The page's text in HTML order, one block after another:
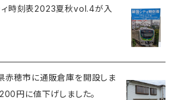
ィ時刻表2023夏秋vol.4が入
穂市に通販倉庫を開設しま
円に値下げしました。